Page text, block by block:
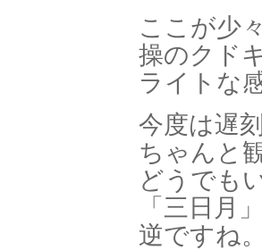
ここが少
操のクド
ライトな
今度は遅
ちゃんと
どうでも
「三日月
逆ですね。